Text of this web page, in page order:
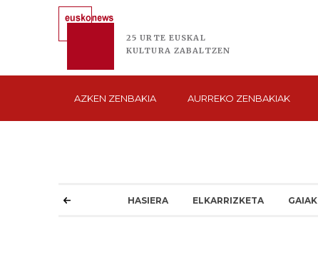
25 URTE EUSKAL
KULTURA ZABALTZEN
AZKEN ZENBAKIA AURREKO ZENBAKIAK
HASIERA ELKARRIZKETA GAIAK